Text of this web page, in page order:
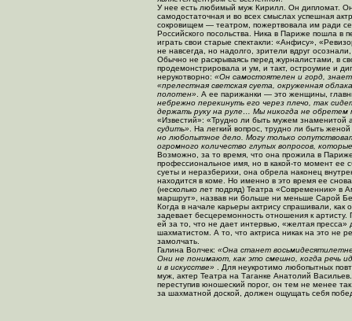
У нее есть любимый муж Кирилл. Он дипломат.
самодостаточная и во всех смыслах успешная
сокровищем — театром, пожертвовала им ради
Российского посольства. Ника в Париже пошла
играть свои старые спектакли: «Анфису»,
не навсегда, но надолго, зрители вдруг
Обычно не раскрываясь перед журналистами, в
продемонстрировала и ум, и такт, остроумие и
нерукотворно: «Он самостоятелен и горд,
«прелестная светская суета, окруженная
полотен» . А ее парижанки — это женщины,
небрежно перекинуть его через плечо, так
держать руку на руле… Мы никогда не
«Известий»: «Трудно ли быть мужем
судить» . На легкий вопрос, трудно ли быть
но любопытное дело. Могу только
огромного количество глупых вопросов,
Возможно, за то время, что она прожила в
профессиональное имя, но в какой-то момент ее
суеты и неразберихи, она обрела наконец
находится в коме. Но именно в это время ее
(несколько лет подряд) Театра «Современник»
маршрут», назвав ни больше ни меньше Сарой
Когда в начале карьеры актрису спрашивали, как
задевает бесцеремонность отношения к
ей за то, что не дает интервью, «желтая
шахматистом. А то, что актриса никак на это не
замолчать.
Галина Волчек: «Она станет
Они не понимают, как это смешно, когда речь
и в искусстве»
. Для неукротимо любопытных
муж, актер Театра на Таганке Анатолий
переступив юношеский порог, он тем не менее
за шахматной доской, должен ощущать себя